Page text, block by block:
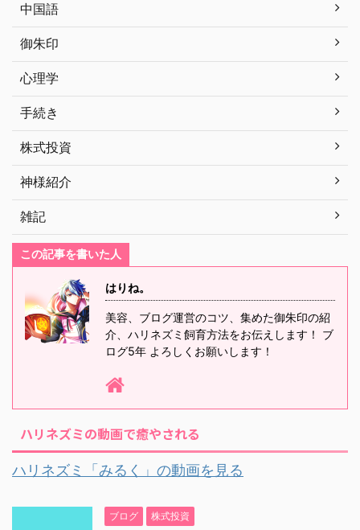
中国語
御朱印
心理学
手続き
株式投資
神様紹介
雑記
この記事を書いた人
はりね。
美容、ブログ運営のコツ、集めた御朱印の紹
介、ハリネズミ飼育方法をお伝えします！ ブ
ログ5年 よろしくお願いします！
ハリネズミの動画で癒やされる
ハリネズミ「みるく」の動画を見る
ブログ 株式投資